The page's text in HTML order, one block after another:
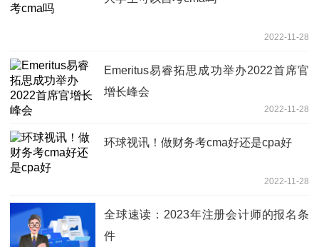
2022-11-28
Emeritus易睿拓思成功举办2022首席官
增长峰会
2022-11-28
环球视讯！做财务考cma好还是cpa好
2022-11-28
全球速读：2023年注册会计师的报名条
件